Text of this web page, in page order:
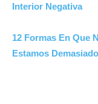
Interior Negativa
12 Formas En Que
Estamos